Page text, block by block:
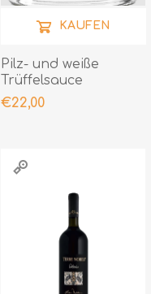
Pilz- und weiße
Trüffelsauce
€22,00
KAUFEN